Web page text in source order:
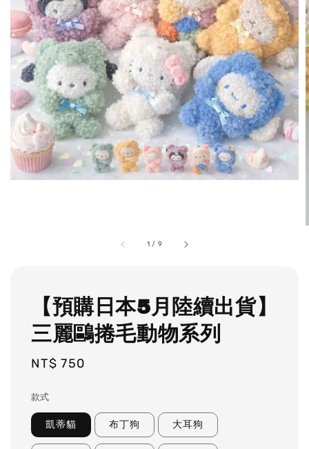
1 / 9
【預購日本5月陸續出貨】
三麗鷗捲毛動物系列
Regular
NT$ 750
款式
凱蒂貓 布丁狗 大耳狗